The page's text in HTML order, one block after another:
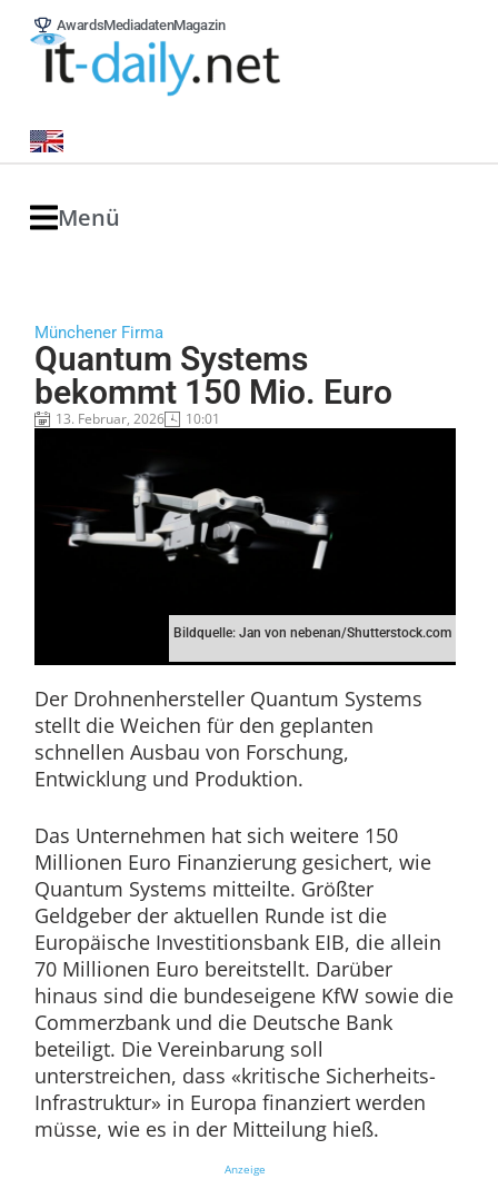
AwardsMediadatenMagazin
Menü
Münchener Firma
Quantum Systems
bekommt 150 Mio. Euro
13. Februar, 2026 10:01
Bildquelle: Jan von nebenan/Shutterstock.com
Der Drohnenhersteller Quantum Systems
stellt die Weichen für den geplanten
schnellen Ausbau von Forschung,
Entwicklung und Produktion.
Das Unternehmen hat sich weitere 150
Millionen Euro Finanzierung gesichert, wie
Quantum Systems mitteilte. Größter
Geldgeber der aktuellen Runde ist die
Europäische Investitionsbank EIB, die allein
70 Millionen Euro bereitstellt. Darüber
hinaus sind die bundeseigene KfW sowie die
Commerzbank und die Deutsche Bank
beteiligt. Die Vereinbarung soll
unterstreichen, dass «kritische Sicherheits-
Infrastruktur» in Europa finanziert werden
müsse, wie es in der Mitteilung hieß.
Anzeige